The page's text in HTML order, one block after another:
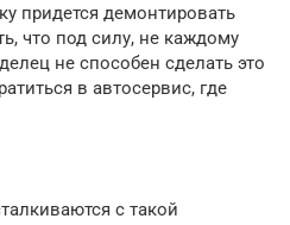
придется демонтировать
что под силу, не каждому
не способен сделать это
в автосервис, где
с такой